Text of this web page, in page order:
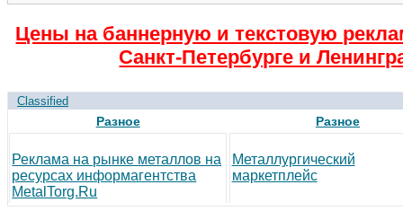
Цены на баннерную и текстовую
Санкт-Петербурге и
Classified
Разное
Реклама на рынке металлов на
ресурсах информагентства
MetalTorg.Ru
Разное
Металлургический
маркетплейс